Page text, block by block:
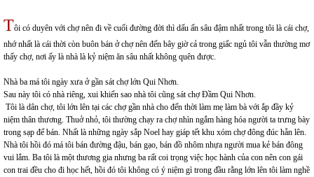
Tôi có duyên với chợ nên đi về cuối đường đời thì dấu ấn sâu đậm nhất trong tôi là cái chợ,
nhớ nhất là cái thời còn buôn bán ở chợ nên đến bây giờ cả trong giấc ngủ tôi vẫn thường mơ
thấy chợ, nơi ấy là nhà là kỷ niệm ăn sâu nhất không quên được.
Nhà ba má tôi ngày xưa ở gần sát chợ lớn Qui Nhơn.
Sau này tôi có nhà riêng, xui khiến sao nhà tôi cũng sát chợ Đầm Qui Nhơn.
Tôi là dân chợ, tôi lớn lên tại các chợ gần nhà cho đến thời làm mẹ làm bà với ắp đầy kỷ
niệm thân thương. Thuở nhỏ, tôi thường chạy ra chợ nhìn ngắm hàng hóa người ta trưng bày
trong sạp để bán. Nhất là những ngày sắp Noel hay giáp tết khu xóm chợ đông đúc hẵn lên.
Nhà tôi hồi đó má tôi bán đường đậu, bán gạo, bán đồ nhôm nhựa người mua kẻ bán đông
vui lắm. Ba tôi là một thương gia nhưng ba rất coi trọng việc học hành của con nên con gái
con trai đều cho đi học hết, hồi đó tôi không có ý niệm gì trong đầu rằng lớn lên tôi làm nghề